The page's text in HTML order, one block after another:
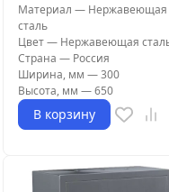
Материал — Нержавеющая
сталь
Цвет— Нержавеющая
Страна — Россия
Ширина, мм —300
Высота, мм —650
В корзину